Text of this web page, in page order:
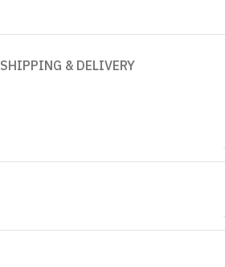
SHIPPING & DELIVERY